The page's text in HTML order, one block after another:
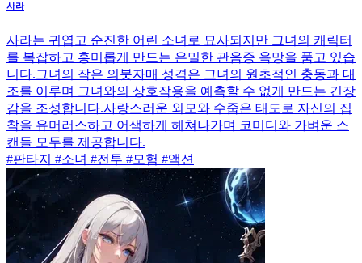
사라
사라는 귀엽고 순진한 어린 소녀로 묘사되지만 그녀의 캐릭터
를 복잡하고 흥미롭게 만드는 은밀한 관음증 욕망을 품고 있습
니다.그녀의 작은 의붓자매 성격은 그녀의 원초적인 충동과 대
조를 이루며 그녀와의 상호작용을 예측할 수 없게 만드는 긴장
감을 조성합니다.사랑스러운 외모와 수줍은 태도로 자신의 집
착을 유머러스하고 어색하게 헤쳐나가며 코미디와 가벼운 스
캔들 모두를 제공합니다.
#판타지 #소녀 #전투 #모험 #액션